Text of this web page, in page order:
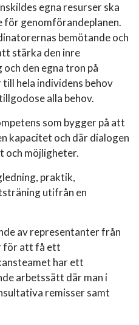
egna resurser ska
för genomförandeplanen.
bemötande och
stärka den inre
den egna tron på
hela individens behov
alla behov.
som bygger på att
kapacitet och där dialogen
möjligheter.
praktik,
utifrån en
av representanter från
för att få ett
har ett
arbetssätt där man i
remisser samt